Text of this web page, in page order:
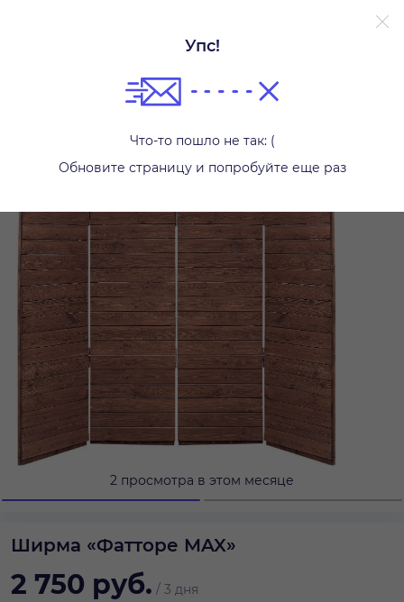
Упс!
Что-то пошло не так: (
Обновите страницу и попробуйте еще раз
2 просмотра в этом месяце
Ширма «Фатторе MAX»
2 750 руб. / 3 дня